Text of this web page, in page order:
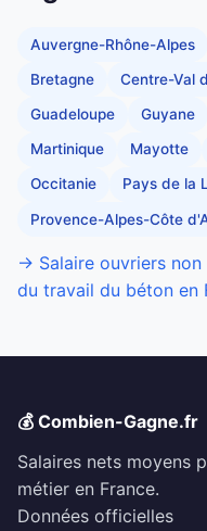
Auvergne-Rhône-Alpes
Bretagne Centre-Val
Guadeloupe Guyane
Martinique Mayotte
Occitanie Pays de la
Provence-Alpes-Côte
→ Salaire ouvriers
du travail du béton en
💰 Combien-Gagne.fr
Salaires nets moyens
métier en France.
Données officielles